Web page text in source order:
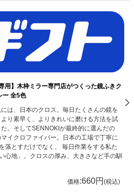
用】木枠ミラー専門店がつくった鏡ふきク
ー 全5色
には、日本のクロス。毎日たくさんの鏡を
り素早く、よりきれいに磨ける方法を試
た。そしてSENNOKIが最終的に選んだの
イクロファイバー。日本の工場で丁寧に
落とすだけでなく、 毎日作業をする私た
心地」。クロスの厚み、大きさなど手の馴
価格:660円 (税込)